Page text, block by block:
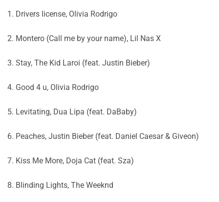
1. Drivers license, Olivia Rodrigo
2. Montero (Call me by your name), Lil Nas X
3. Stay, The Kid Laroi (feat. Justin Bieber)
4. Good 4 u, Olivia Rodrigo
5. Levitating, Dua Lipa (feat. DaBaby)
6. Peaches, Justin Bieber (feat. Daniel Caesar & Giveon)
7. Kiss Me More, Doja Cat (feat. Sza)
8. Blinding Lights, The Weeknd